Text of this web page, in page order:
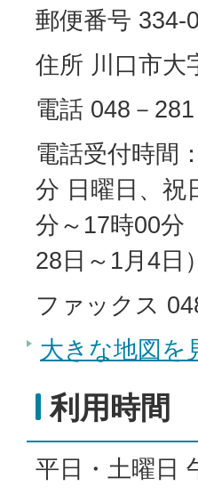
郵便番号 334-
住所 川口市大
電話 048－
電話受付時間
分 日曜日、祝
分～17時00分
28日～1月4日
ファックス
大きな地図を
利用時間
平日・土曜日